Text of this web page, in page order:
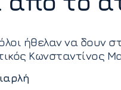
ήθελαν να δουν
Κωνσταντίνος